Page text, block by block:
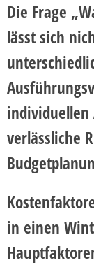
Die Frage
lässt sich
individuellen
verlässliche
in einen